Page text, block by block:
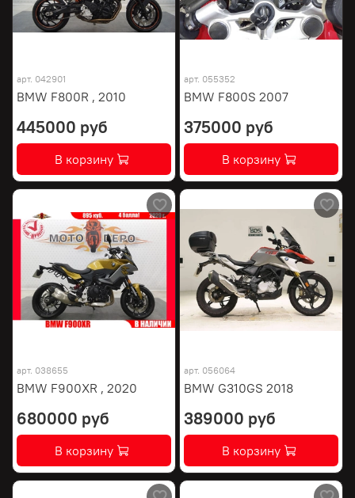
арт. 042901
BMW F800R , 2010
445000 руб
В корзину
арт. 055352
BMW F800S 2007
375000 руб
В корзину
арт. 038655
BMW F900XR , 2020
680000 руб
В корзину
арт. 056064
BMW G310GS 2018
389000 руб
В корзину